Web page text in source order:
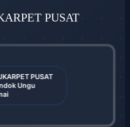
PUSAT
PUSAT
Ungu